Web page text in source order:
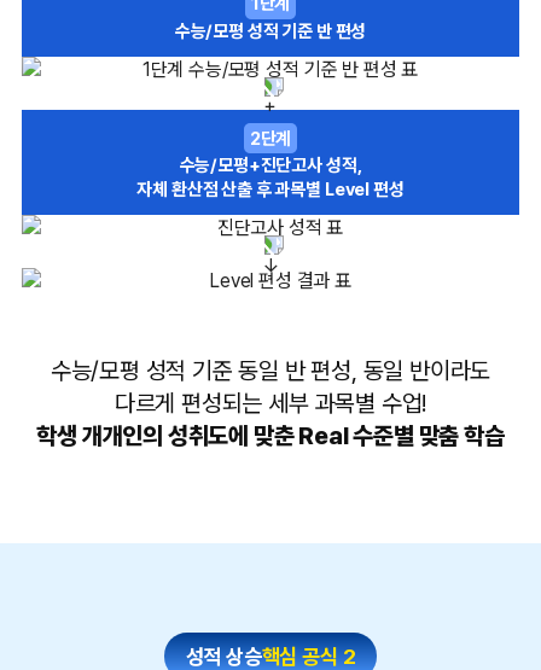
수능/모평 성적 기준 반 편성
2단계
수능/모평+진단고사 성적,
자체 환산점 산출 후 과목별 Level 편성
수능/모평 성적 기준 동일 반 편성, 동일 반이라도
다르게 편성되는 세부 과목별 수업!
학생 개개인의 성취도에 맞춘 Real 수준별 맞춤 학습
성적 상승핵심 공식 2